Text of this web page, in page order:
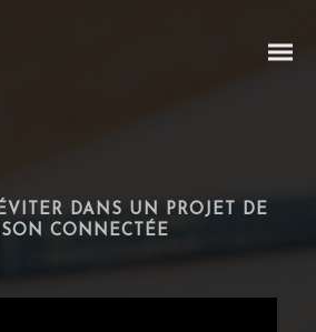
DANS UN PROJET DE
CONNECTÉE